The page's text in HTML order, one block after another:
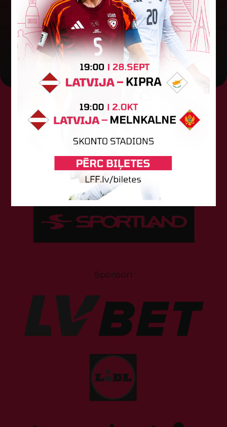
pret "HB Køge". Cīņā pret...
05. augusts 2026.
Tehniskais sponsors
Sponsori